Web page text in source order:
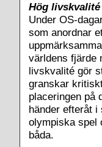
Hög livskvalité
Under OS-
som anordnar
världens fjärde
livskvalité gör
granskar
placeringen på
händer efteråt
olympiska spel
båda.